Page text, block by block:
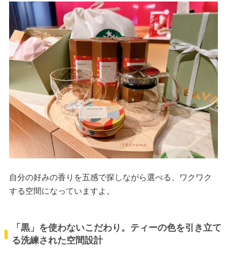
自分の好みの香りを五感で探しながら選べる、ワクワク
する空間になっていますよ。
「黒」を使わないこだわり。ティーの色を引き立て
る洗練された空間設計